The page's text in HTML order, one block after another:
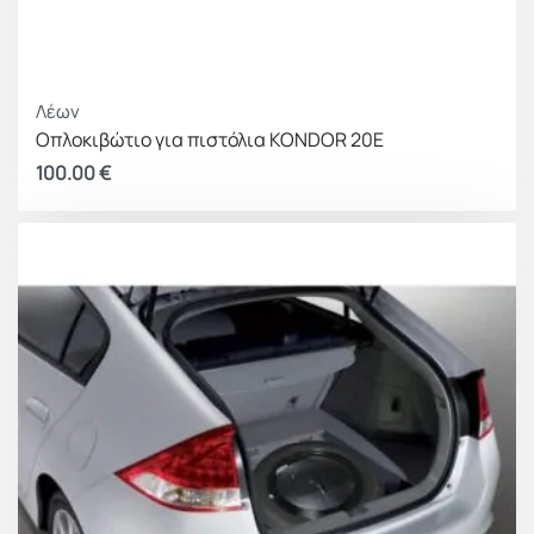
Λέων
Οπλοκιβώτιο για πιστόλια KONDOR 20E
100.00€